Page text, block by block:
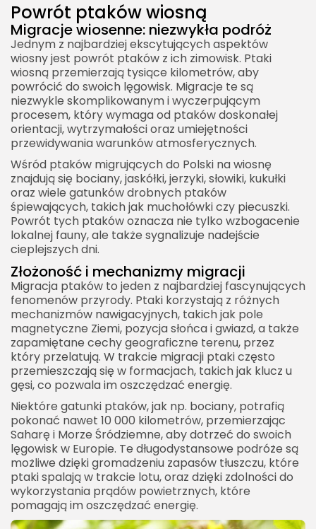
Powrót ptaków wiosną
Migracje wiosenne: niezwykła podróż
Jednym z najbardziej ekscytujących aspektów
wiosny jest powrót ptaków z ich zimowisk. Ptaki
wiosną przemierzają tysiące kilometrów, aby
powrócić do swoich lęgowisk. Migracje te są
niezwykle skomplikowanym i wyczerpującym
procesem, który wymaga od ptaków doskonałej
orientacji, wytrzymałości oraz umiejętności
przewidywania warunków atmosferycznych.
Wśród ptaków migrujących do Polski na wiosnę
znajdują się bociany, jaskółki, jerzyki, słowiki, kukułki
oraz wiele gatunków drobnych ptaków
śpiewających, takich jak muchołówki czy piecuszki.
Powrót tych ptaków oznacza nie tylko wzbogacenie
lokalnej fauny, ale także sygnalizuje nadejście
cieplejszych dni.
Złożoność i mechanizmy migracji
Migracja ptaków to jeden z najbardziej fascynujących
fenomenów przyrody. Ptaki korzystają z różnych
mechanizmów nawigacyjnych, takich jak pole
magnetyczne Ziemi, pozycja słońca i gwiazd, a także
zapamiętane cechy geograficzne terenu, przez
który przelatują. W trakcie migracji ptaki często
przemieszczają się w formacjach, takich jak klucz u
gęsi, co pozwala im oszczędzać energię.
Niektóre gatunki ptaków, jak np. bociany, potrafią
pokonać nawet 10 000 kilometrów, przemierzając
Saharę i Morze Śródziemne, aby dotrzeć do swoich
lęgowisk w Europie. Te długodystansowe podróże są
możliwe dzięki gromadzeniu zapasów tłuszczu, które
ptaki spalają w trakcie lotu, oraz dzięki zdolności do
wykorzystania prądów powietrznych, które
pomagają im oszczędzać energię.